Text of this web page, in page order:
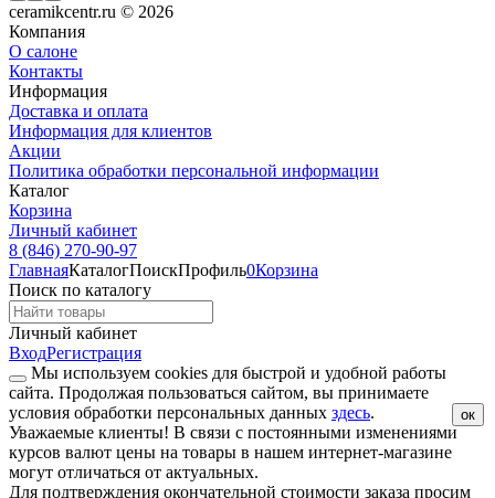
ceramikcentr.ru © 2026
Компания
О салоне
Контакты
Информация
Доставка и оплата
Информация для клиентов
Акции
Политика обработки персональной информации
Каталог
Корзина
Личный кабинет
8 (846) 270-90-97
ГлавнаяКаталогПоискПрофиль0Корзина
Поиск по каталогу
Личный кабинет
ВходРегистрация
Мы используем cookies для быстрой и удобной работы
сайта. Продолжая пользоваться сайтом, вы принимаете
условия обработки персональных данных здесь. ок
Уважаемые клиенты! В связи с постоянными изменениями
курсов валют цены на товары в нашем интернет-магазине
могут отличаться от актуальных.
Для подтверждения окончательной стоимости заказа просим